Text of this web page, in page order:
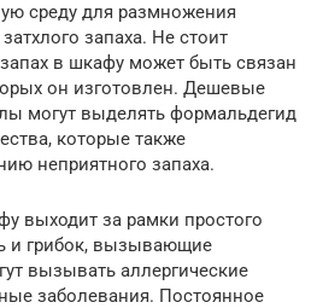
среду для размножения
запаха. Не стоит
в шкафу может быть связан
он изготовлен. Дешевые
могут выделять формальдегид
которые также
неприятного запаха.
выходит за рамки простого
и грибок, вызывающие
вызывать аллергические
заболевания. Постоянное